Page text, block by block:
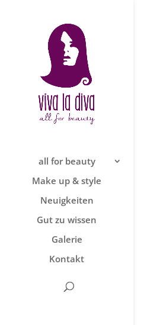
all for beauty
Make up & style
Neuigkeiten
Gut zu wissen
Galerie
Kontakt